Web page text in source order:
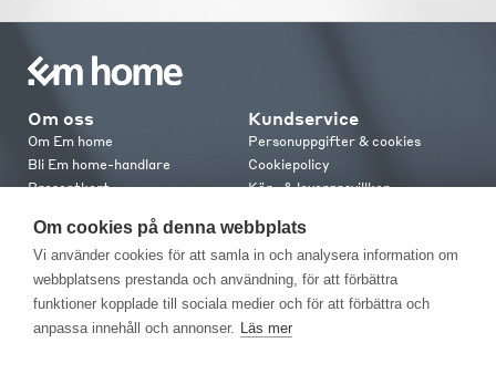
Om oss
Om Em home
Bli Em home-handlare
Presentkort
Em home Club
Medlemsvillkor
Kundservice
Personuppgifter & cookies
Cookiepolicy
Köp- & leveransvillkor
Retur & reklamation
Kontakt
Kontakta oss
Om cookies på denna webbplats
Vi använder cookies för att samla in och analysera information om
webbplatsens prestanda och användning, för att förbättra
funktioner kopplade till sociala medier och för att förbättra och
anpassa innehåll och annonser. Läs mer